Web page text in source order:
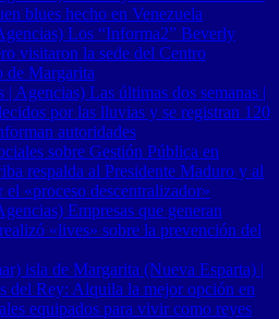
blues hecho en Venezuela
Los “Informa2” Beverly
visitaron la sede del Centro
de Margarita
Agencias) Las últimas dos semanas |
por las lluvias y se registran 120
autoridades
sobre Gestión Pública en
respalda al Presidente Maduro y al
«proceso descentralizador»
Empresas que generan
«lives» sobre la prevención del
isla de Margarita (Nueva Esparta) |
del Rey: Alquila la mejor opción en
equipados para vivir como reyes